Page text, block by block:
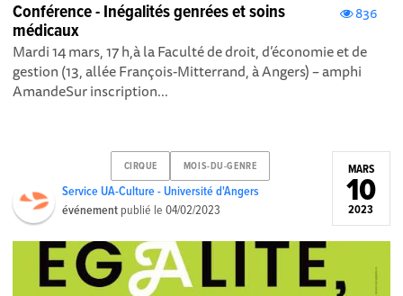
836
Conférence - Inégalités genrées et soins
médicaux
Mardi 14 mars, 17 h,à la Faculté de droit, d’économie et de
gestion (13, allée François-Mitterrand, à Angers) – amphi
AmandeSur inscription...
CIRQUE MOIS-DU-GENRE
Service UA-Culture - Université d'Angers
événement publié le04/02/2023
MARS
10
2023